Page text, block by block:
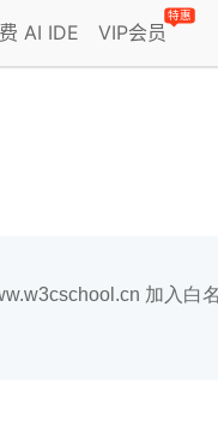
AI IDE VIP会员
特惠
加入白